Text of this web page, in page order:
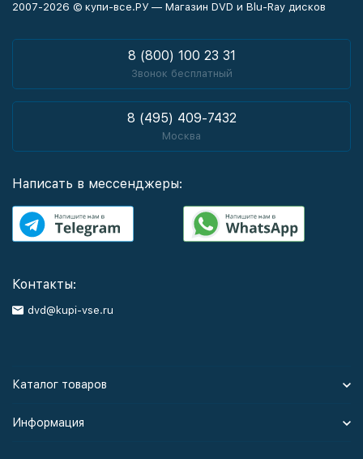
2007-2026 © купи-все.РУ — Магазин DVD и Blu-Ray дисков
8 (800) 100 23 31
Звонок бесплатный
8 (495) 409-7432
Москва
Написать в мессенджеры:
Контакты:
dvd@kupi-vse.ru
Каталог товаров
Информация